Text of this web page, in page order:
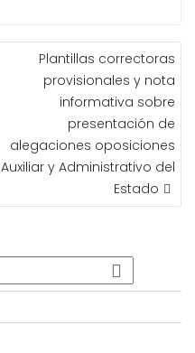
Plantillas correctoras
provisionales y nota
informativa sobre
presentación de
alegaciones oposiciones
Auxiliar y Administrativo del
Estado